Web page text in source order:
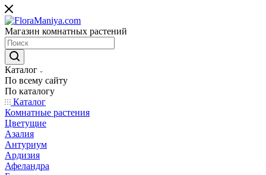
Магазин комнатных растений
Каталог
По всему сайту
По каталогу
Каталог
Комнатные растения
Цветущие
Азалия
Антуриум
Ардизия
Афеландра